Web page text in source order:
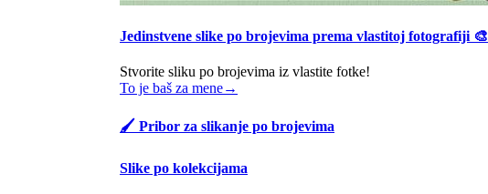
Jedinstvene slike po brojevima prema vlastitoj fotografiji 🎨
Stvorite sliku po brojevima iz vlastite fotke!
To je baš za mene→
🖌️ Pribor za slikanje po brojevima
Slike po kolekcijama